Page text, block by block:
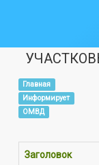
Главная
Информирует
ОМВД
Заголовок